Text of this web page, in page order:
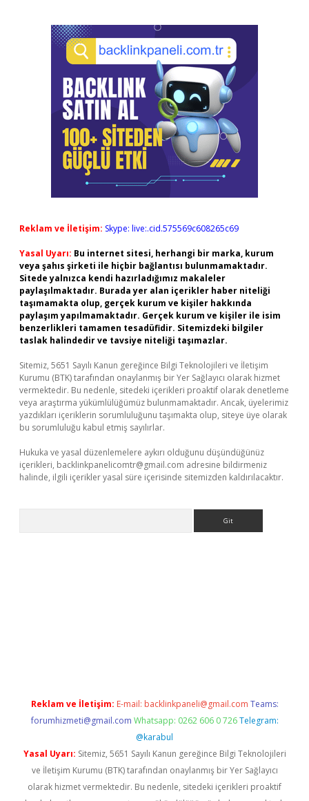
Reklam ve İletişim: Skype: live:.cid.575569c608265c69
Yasal Uyarı: Bu internet sitesi, herhangi bir marka, kurum
veya şahıs şirketi ile hiçbir bağlantısı bulunmamaktadır.
Sitede yalnızca kendi hazırladığımız makaleler
paylaşılmaktadır. Burada yer alan içerikler haber niteliği
taşımamakta olup, gerçek kurum ve kişiler hakkında
paylaşım yapılmamaktadır. Gerçek kurum ve kişiler ile isim
benzerlikleri tamamen tesadüfidir. Sitemizdeki bilgiler
taslak halindedir ve tavsiye niteliği taşımazlar.
Sitemiz, 5651 Sayılı Kanun gereğince Bilgi Teknolojileri ve İletişim
Kurumu (BTK) tarafından onaylanmış bir Yer Sağlayıcı olarak hizmet
vermektedir. Bu nedenle, sitedeki içerikleri proaktif olarak denetleme
veya araştırma yükümlülüğümüz bulunmamaktadır. Ancak, üyelerimiz
yazdıkları içeriklerin sorumluluğunu taşımakta olup, siteye üye olarak
bu sorumluluğu kabul etmiş sayılırlar.
Hukuka ve yasal düzenlemelere aykırı olduğunu düşündüğünüz
içerikleri, backlinkpanelicomtr@gmail.com adresine bildirmeniz
halinde, ilgili içerikler yasal süre içerisinde sitemizden kaldırılacaktır.
Reklam ve İletişim: E-mail: backlinkpaneli@gmail.com Teams:
forumhizmeti@gmail.com Whatsapp: 0262 606 0 726 Telegram:
@karabul
Yasal Uyarı: Sitemiz, 5651 Sayılı Kanun gereğince Bilgi Teknolojileri
ve İletişim Kurumu (BTK) tarafından onaylanmış bir Yer Sağlayıcı
olarak hizmet vermektedir. Bu nedenle, sitedeki içerikleri proaktif